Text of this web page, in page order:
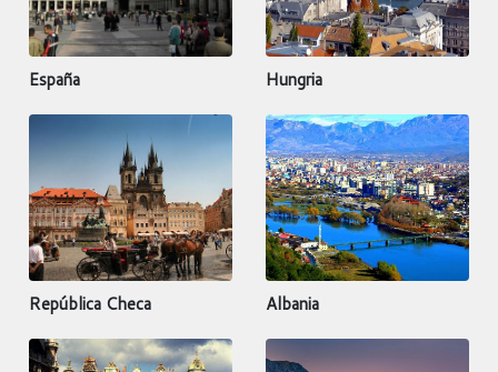
España Hungria
República Checa Albania